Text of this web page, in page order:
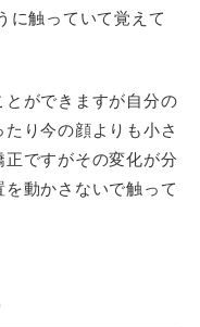
に触っていて覚えて
ができますが自分の
り今の顔よりも小さ
ですがその変化が分
動かさないで触って